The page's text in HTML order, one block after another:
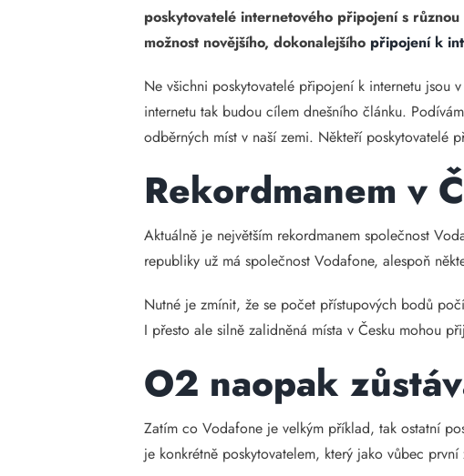
poskytovatelé internetového připojení s
možnost novějšího, dokonalejšího připojení k
Ne všichni poskytovatelé připojení k internetu jsou
internetu tak budou cílem dnešního článku.
odběrných míst v naší zemi. Někteří poskytovatelé
Rekordmanem v
Aktuálně je největším rekordmanem společnost
republiky už má společnost Vodafone, alespoň
Nutné je zmínit, že se počet přístupových bodů
I přesto ale silně zalidněná místa v Česku mohou
O2 naopak
Zatím co Vodafone je velkým příklad, tak ostatní
je konkrétně poskytovatelem, který jako vůbec